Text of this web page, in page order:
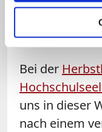
Ihre
Bei der
uns in dieser
nach einem